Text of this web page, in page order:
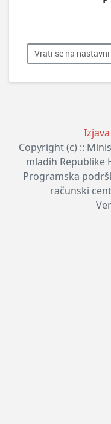
Vrati se na
Copyright (c) ::
mladih Republike
Programska
računski